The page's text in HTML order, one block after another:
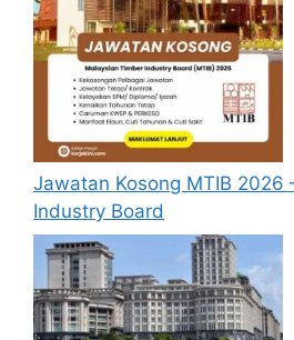
yang lengkap
pengalaman kerja, gaji
yang dipohon, gambar
passport serta salinan
semasa membuat
Pemohon yang telah
memohon jawatan
tidak perlu lagi
sekiranya tempoh
sah.
Sebelum membuat
pastikan andalogin/
Jawatan Kosong MTIB 2026
Industry Board